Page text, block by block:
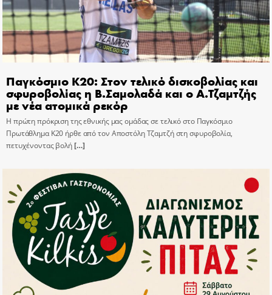
Παγκόσμιο Κ20: Στον τελικό δισκοβολίας και
σφυροβολίας η Β.Σαμολαδά και ο Α.Τζαμτζής
με νέα ατομικά ρεκόρ
Η πρώτη πρόκριση της εθνικής μας ομάδας σε τελικό στο Παγκόσμιο
Πρωτάθλημα Κ20 ήρθε από τον Αποστόλη Τζαμτζή στη σφυροβολία,
πετυχένοντας βολή[…]